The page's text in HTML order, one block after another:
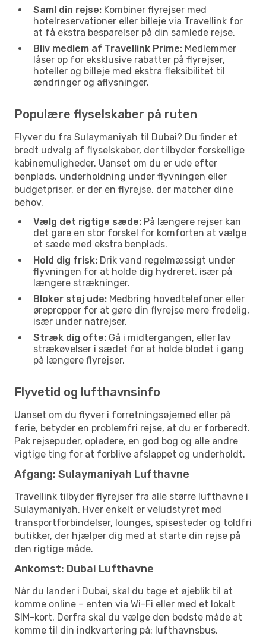
Saml din rejse: Kombiner flyrejser med
hotelreservationer eller billeje via Travellink for
at få ekstra besparelser på din samlede rejse.
Bliv medlem af Travellink Prime: Medlemmer
låser op for eksklusive rabatter på flyrejser,
hoteller og billeje med ekstra fleksibilitet til
ændringer og aflysninger.
Populære flyselskaber på ruten
Flyver du fra Sulaymaniyah til Dubai? Du finder et
bredt udvalg af flyselskaber, der tilbyder forskellige
kabinemuligheder. Uanset om du er ude efter
benplads, underholdning under flyvningen eller
budgetpriser, er der en flyrejse, der matcher dine
behov.
Vælg det rigtige sæde: På længere rejser kan
det gøre en stor forskel for komforten at vælge
et sæde med ekstra benplads.
Hold dig frisk: Drik vand regelmæssigt under
flyvningen for at holde dig hydreret, især på
længere strækninger.
Bloker støj ude: Medbring hovedtelefoner eller
ørepropper for at gøre din flyrejse mere fredelig,
især under natrejser.
Stræk dig ofte: Gå i midtergangen, eller lav
strækøvelser i sædet for at holde blodet i gang
på længere flyrejser.
Flyvetid og lufthavnsinfo
Uanset om du flyver i forretningsøjemed eller på
ferie, betyder en problemfri rejse, at du er forberedt.
Pak rejsepuder, opladere, en god bog og alle andre
vigtige ting for at forblive afslappet og underholdt.
Afgang: Sulaymaniyah Lufthavne
Travellink tilbyder flyrejser fra alle større lufthavne i
Sulaymaniyah. Hver enkelt er veludstyret med
transportforbindelser, lounges, spisesteder og toldfri
butikker, der hjælper dig med at starte din rejse på
den rigtige måde.
Ankomst: Dubai Lufthavne
Når du lander i Dubai, skal du tage et øjeblik til at
komme online – enten via Wi-Fi eller med et lokalt
SIM-kort. Derfra skal du vælge den bedste måde at
komme til din indkvartering på: lufthavnsbus,